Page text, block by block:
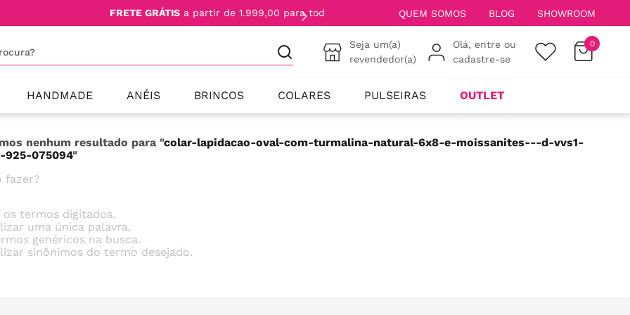
a partir de 1.999,00 para todo Brasil QUEM SOMOS BLOG SHOWROOM
Seja um(a)
revendedor(a)
Olá, entre ou
cadastre-se
0
HANDMADE ANÉIS BRINCOS COLARES PULSEIRAS OUTLET
nenhum resultado para "colar-lapidacao-oval-com-turmalina-natural-6x8-e-moissanites---d-vvs1-
075094"
fazer?
os termos digitados.
uma única palavra.
genéricos na busca.
sinônimos do termo desejado.